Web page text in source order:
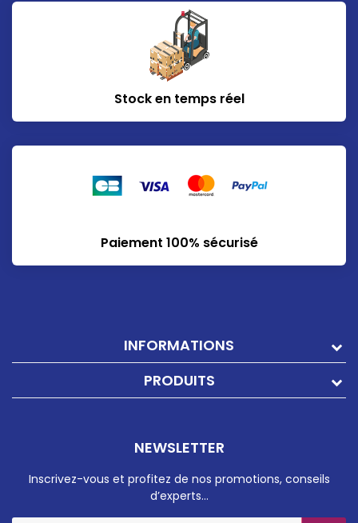
Stock en temps réel
Paiement 100% sécurisé
INFORMATIONS
PRODUITS
NEWSLETTER
Inscrivez-vous et profitez de nos promotions, conseils
d’experts…